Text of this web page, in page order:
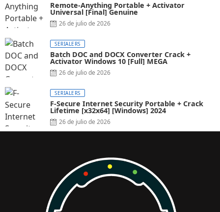
Remote-Anything Portable + Activator
Universal [Final] Genuine
26 de julio de 2026
SERIALERS
Batch DOC and DOCX Converter Crack +
Activator Windows 10 [Full] MEGA
26 de julio de 2026
SERIALERS
F-Secure Internet Security Portable + Crack
Lifetime [x32x64] [Windows] 2024
26 de julio de 2026